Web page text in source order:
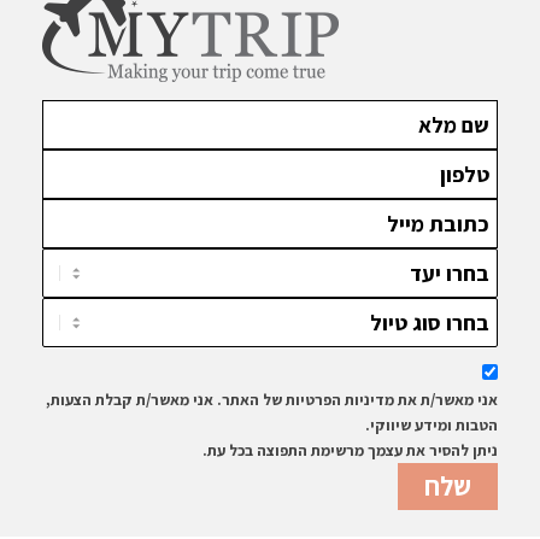
אני מאשר/ת את מדיניות הפרטיות של האתר. אני מאשר/ת קבלת הצעות,
הטבות ומידע שיווקי.
ניתן להסיר את עצמך מרשימת התפוצה בכל עת.